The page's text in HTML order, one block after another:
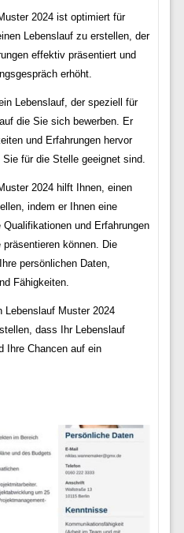
2024 ist optimiert für
Lebenslauf zu erstellen, der
effektiv präsentiert und
erhöht.
Lebenslauf, der speziell für
die Sie sich bewerben. Er
und Erfahrungen hervor
für die Stelle geeignet sind.
2024 hilft Ihnen, einen
indem er Ihnen eine
und Erfahrungen
können. Die
persönlichen Daten,
Fähigkeiten.
Lebenslauf Muster 2024
dass Ihr Lebenslauf
Ihre Chancen auf ein